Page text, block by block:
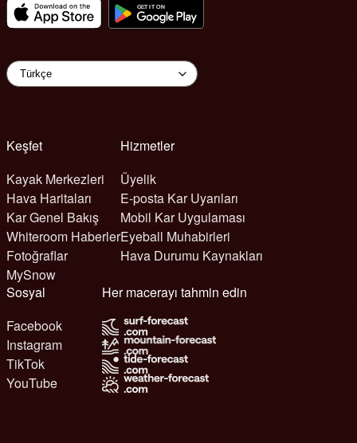
Keşfet
Kayak Merkezleri
Hava Haritaları
Kar Genel Bakış
Whiteroom Haberler
Fotoğraflar
MySnow
Hizmetler
Üyelik
E-posta Kar Uyarıları
Mobil Kar Uygulaması
Eyeball Muhabirleri
Hava Durumu Kaynakları
Sosyal
Facebook
Instagram
TikTok
YouTube
Her macerayı tahmin edin